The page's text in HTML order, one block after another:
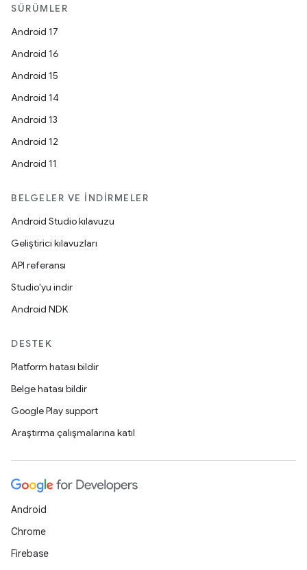
SÜRÜMLER
Android 17
Android 16
Android 15
Android 14
Android 13
Android 12
Android 11
BELGELER VE İNDIRMELER
Android Studio kılavuzu
Geliştirici kılavuzları
API referansı
Studio'yu indir
Android NDK
DESTEK
Platform hatası bildir
Belge hatası bildir
Google Play support
Araştırma çalışmalarına katıl
Android
Chrome
Firebase